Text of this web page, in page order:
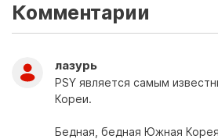
Комментарии
лазурь
PSY является самым
Кореи.
Бедная, бедная Южная